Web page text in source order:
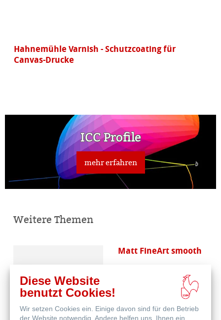
Hahnemühle Varnish - Schutzcoating für
Canvas-Drucke
ICC Profile
mehr erfahren
Weitere Themen
Matt FineArt smooth
Diese Website
benutzt Cookies!
Wir setzen Cookies ein. Einige davon sind für den Betrieb
der Website notwendig. Andere helfen uns, Ihnen ein